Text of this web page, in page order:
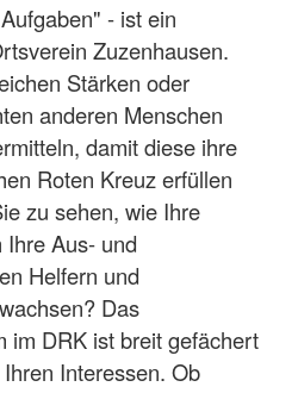
- ist ein
Zuzenhausen.
Stärken oder
anderen Menschen
damit diese ihre
Roten Kreuz erfüllen
zu sehen, wie Ihre
Aus- und
Helfern und
Das
im DRK ist breit gefächert
Interessen. Ob